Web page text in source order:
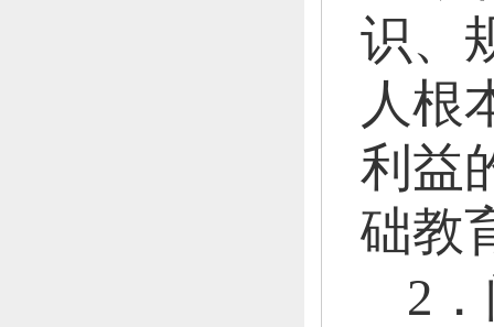
识、
人根
利益
础教
2